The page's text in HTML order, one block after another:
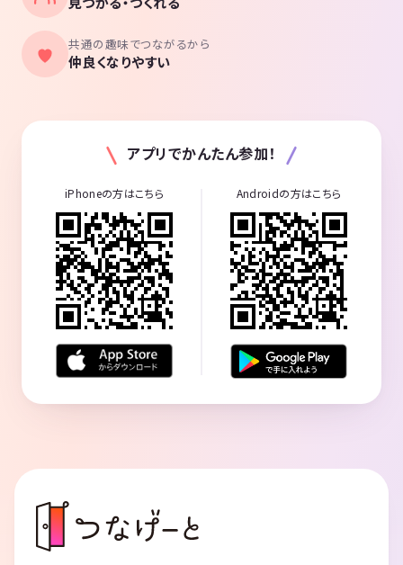
共通の趣味でつながるから
仲良くなりやすい
アプリでかんたん参加！
iPhoneの方はこちら Androidの方はこちら